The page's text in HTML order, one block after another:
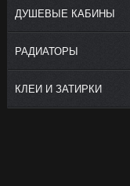
ДУШЕВЫЕ КАБИНЫ
РАДИАТОРЫ
КЛЕИ И ЗАТИРКИ